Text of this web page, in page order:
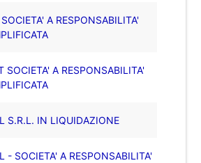
A RESPONSABILITA'
SOCIETA' A RESPONSABILITA'
S.R.L. IN LIQUIDAZIONE
- SOCIETA' A RESPONSABILITA'